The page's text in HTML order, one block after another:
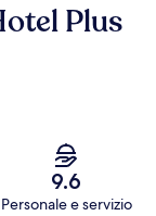
Plus
9.6
Personale e servizio